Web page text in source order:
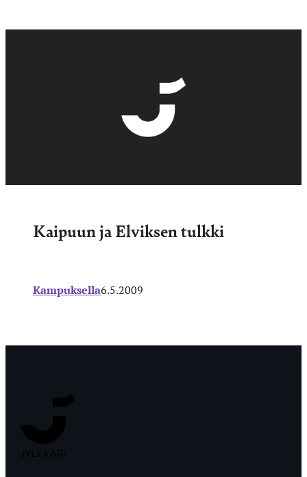
Kaipuun ja Elviksen tulkki
Kampuksella6.5.2009